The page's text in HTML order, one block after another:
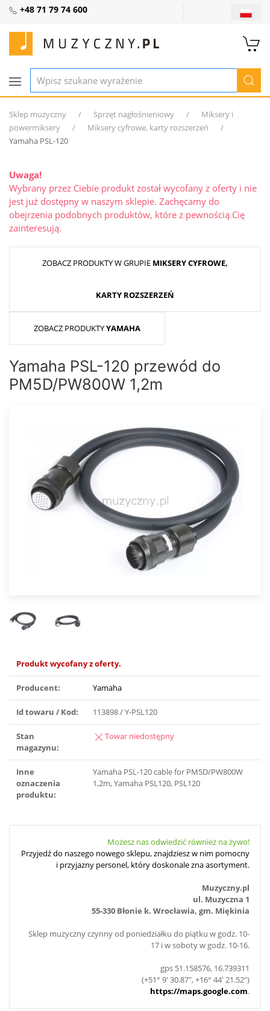
+48 71 79 74 600
Sklep muzyczny Sprzęt nagłośnieniowy
Miksery i
powermiksery
Miksery cyfrowe, karty rozszerzeń
Yamaha PSL-120
Uwaga!
Wybrany przez Ciebie produkt został wycofany z oferty i nie
jest już dostępny w naszym sklepie. Zachęcamy do
obejrzenia podobnych produktów, które z pewnością Cię
zainteresują.
ZOBACZ PRODUKTY W GRUPIE MIKSERY CYFROWE,
KARTY ROZSZERZEŃ
ZOBACZ PRODUKTYYAMAHA
Yamaha PSL-120 przewód do
PM5D/PW800W 1,2m
Produkt wycofany z oferty.
Producent: Yamaha
Id towaru / Kod: 113898 / Y-PSL120
Stan
magazynu:
Towar niedostępny
Inne
oznaczenia
produktu:
Yamaha PSL-120 cable for PM5D/PW800W
1,2m, Yamaha PSL120, PSL120
Możesz nas odwiedzić również na żywo!
Przyjedź do naszego nowego sklepu, znajdziesz w nim pomocny
i przyjazny personel, który doskonale zna asortyment.
Muzyczny.pl
ul. Muzyczna 1
55-330 Błonie k. Wrocławia, gm. Miękinia
Sklep muzyczny czynny od poniedziałku do piątku w godz. 10-
17 i w soboty w godz. 10-16.
gps 51.158576, 16.739311
(+51° 9' 30.87", +16° 44' 21.52")
https://maps.google.com.